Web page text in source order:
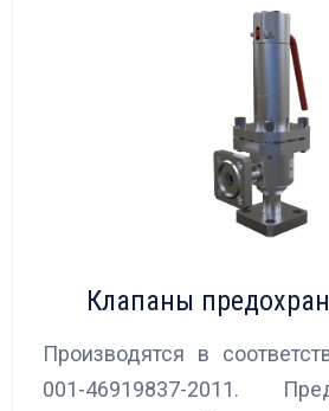
Клапаны
Производятся в
001-46919837-2011.